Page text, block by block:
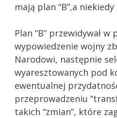
mają plan “B”,a niekiedy
Plan “B” przewidywał
wypowiedzenie wojny
Narodowi, następnie
wyaresztowanych pod
ewentualnej
przeprowadzeniu
takich “zmian”, które